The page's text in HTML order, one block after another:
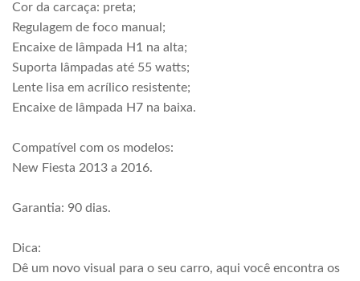
Cor da carcaça: preta;
Regulagem de foco manual;
Encaixe de lâmpada H1 na alta;
Suporta lâmpadas até 55 watts;
Lente lisa em acrílico resistente;
Encaixe de lâmpada H7 na baixa.
Compatível com os modelos:
New Fiesta 2013 a 2016.
Garantia: 90 dias.
Dica:
Dê um novo visual para o seu carro, aqui você encontra os